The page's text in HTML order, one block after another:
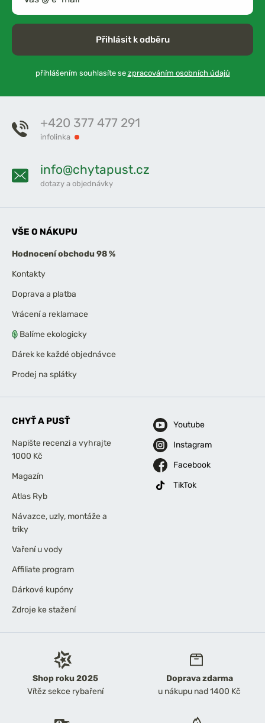
Přihlásit k odběru
přihlášením souhlasíte se zpracováním osobních údajů
Shop roku 2025
Vítěz sekce rybaření
Doprava zdarma
u nákupu nad 1400 Kč
+420 377 477 291
infolinka
info@chytapust.cz
dotazy a objednávky
VŠE O NÁKUPU
Hodnocení obchodu 98 %
Kontakty
Doprava a platba
Vrácení a reklamace
Balíme ekologicky
Dárek ke každé objednávce
Prodej na splátky
CHYŤ A PUSŤ
Napište recenzi a vyhrajte
1000 Kč
Magazín
Atlas Ryb
Návazce, uzly, montáže a
triky
Vaření u vody
Affiliate program
Dárkové kupóny
Zdroje ke stažení
Youtube
Instagram
Facebook
TikTok